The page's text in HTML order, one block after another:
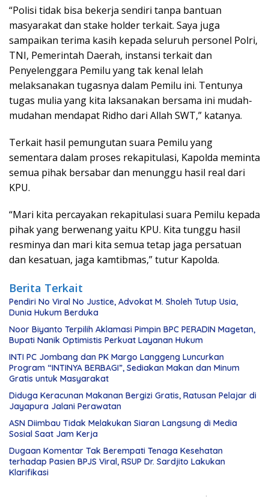
“Polisi tidak bisa bekerja sendiri tanpa bantuan
masyarakat dan stake holder terkait. Saya juga
sampaikan terima kasih kepada seluruh personel Polri,
TNI, Pemerintah Daerah, instansi terkait dan
Penyelenggara Pemilu yang tak kenal lelah
melaksanakan tugasnya dalam Pemilu ini. Tentunya
tugas mulia yang kita laksanakan bersama ini mudah-
mudahan mendapat Ridho dari Allah SWT,” katanya.
Terkait hasil pemungutan suara Pemilu yang
sementara dalam proses rekapitulasi, Kapolda meminta
semua pihak bersabar dan menunggu hasil real dari
KPU.
“Mari kita percayakan rekapitulasi suara Pemilu kepada
pihak yang berwenang yaitu KPU. Kita tunggu hasil
resminya dan mari kita semua tetap jaga persatuan
dan kesatuan, jaga kamtibmas,” tutur Kapolda.
Berita Terkait
Pendiri No Viral No Justice, Advokat M. Sholeh Tutup Usia,
Dunia Hukum Berduka
Noor Biyanto Terpilih Aklamasi Pimpin BPC PERADIN Magetan,
Bupati Nanik Optimistis Perkuat Layanan Hukum
INTI PC Jombang dan PK Margo Langgeng Luncurkan
Program “INTINYA BERBAGI”, Sediakan Makan dan Minum
Gratis untuk Masyarakat
Diduga Keracunan Makanan Bergizi Gratis, Ratusan Pelajar di
Jayapura Jalani Perawatan
ASN Diimbau Tidak Melakukan Siaran Langsung di Media
Sosial Saat Jam Kerja
Dugaan Komentar Tak Berempati Tenaga Kesehatan
terhadap Pasien BPJS Viral, RSUP Dr. Sardjito Lakukan
Klarifikasi